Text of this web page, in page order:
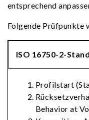
entsprechend
Folgende Prüfpunkte
ISO 16750-2-
Profilstart
Behavior at